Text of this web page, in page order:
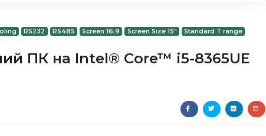
RS232 RS485 Screen 16:9 Screen Size 15" Standard T range
ПК на Intel® Core™ i5-8365UE